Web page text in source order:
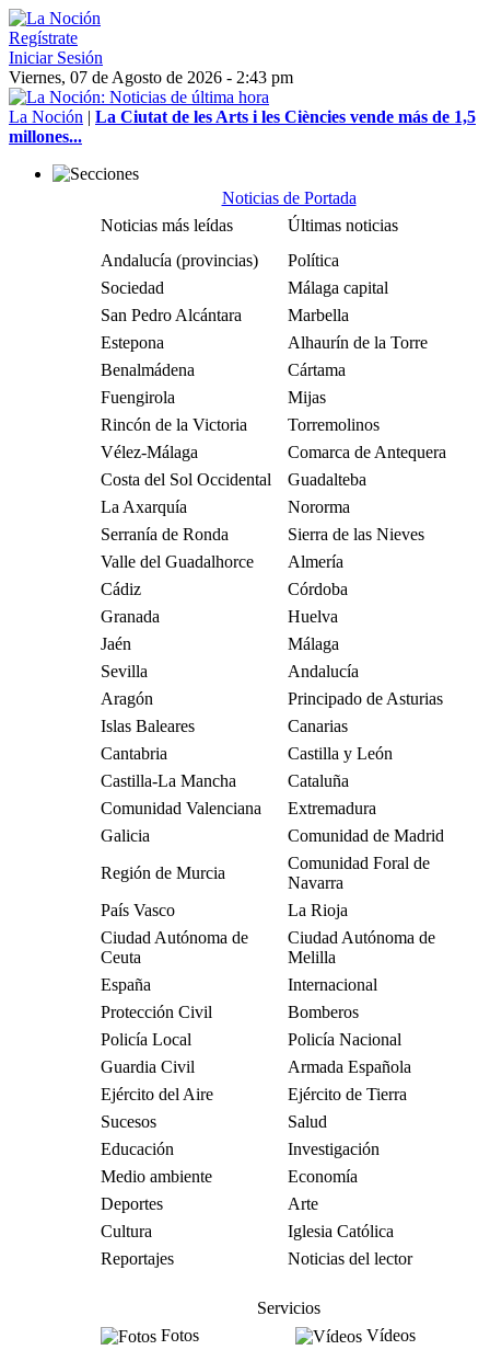
Regístrate
Iniciar Sesión
Viernes, 07 de Agosto de 2026 - 2:43 pm
La Noción | La Ciutat de les Arts i les Ciències vende más de 1,5
millones...
Noticias de Portada
Noticias más leídas
Últimas noticias
Andalucía (provincias)
Política
Sociedad
Málaga capital
San Pedro Alcántara
Marbella
Estepona
Alhaurín de la Torre
Benalmádena
Cártama
Fuengirola
Mijas
Rincón de la Victoria
Torremolinos
Vélez-Málaga
Comarca de Antequera
Costa del Sol Occidental
Guadalteba
La Axarquía
Nororma
Serranía de Ronda
Sierra de las Nieves
Valle del Guadalhorce
Almería
Cádiz
Córdoba
Granada
Huelva
Jaén
Málaga
Sevilla
Andalucía
Aragón
Principado de Asturias
Islas Baleares
Canarias
Cantabria
Castilla y León
Castilla-La Mancha
Cataluña
Comunidad Valenciana
Extremadura
Galicia
Comunidad de Madrid
Región de Murcia
Comunidad Foral de
Navarra
País Vasco
La Rioja
Ciudad Autónoma de
Ceuta
Ciudad Autónoma de
Melilla
España
Internacional
Protección Civil
Bomberos
Policía Local
Policía Nacional
Guardia Civil
Armada Española
Ejército del Aire
Ejército de Tierra
Sucesos
Salud
Educación
Investigación
Medio ambiente
Economía
Deportes
Arte
Cultura
Iglesia Católica
Reportajes
Noticias del lector
Servicios
Fotos
Vídeos